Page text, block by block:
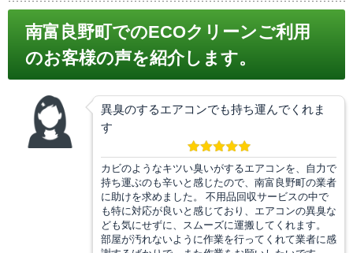
南富良野町でのECOクリーンご利用
のお客様の声を紹介します。
異臭のするエアコンでも持ち運んでくれま
す
カビのようなキツい臭いがするエアコンを、自力で
持ち運ぶのも辛いと感じたので、南富良野町の業者
に助けを求めました。 不用品回収サービスの中で
も特に対応が良いと感じており、エアコンの異臭な
ども気にせずに、スムーズに運搬してくれます。
部屋が汚れないように作業を行ってくれて業者に感